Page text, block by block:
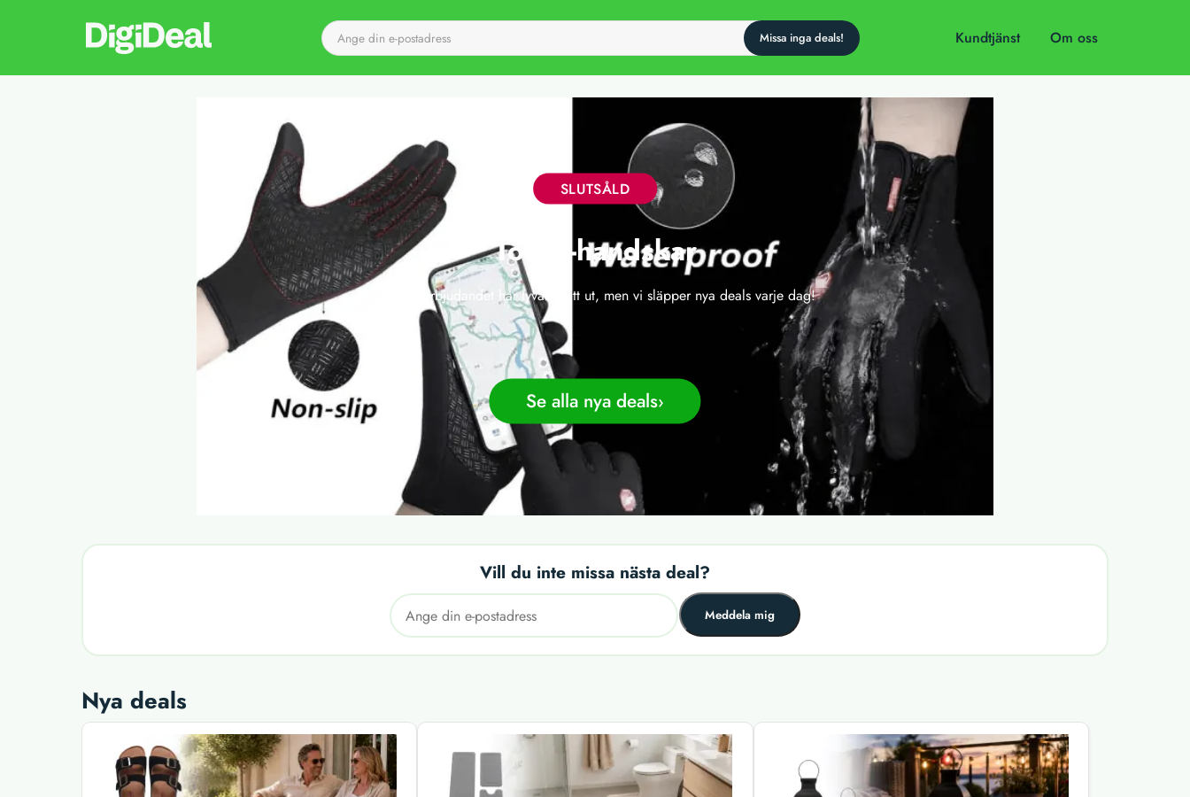
Till startsidan Kundtjänst Om oss
SLUTSÅLD
Touch-handskar
Det här erbjudandet har tyvärr gått ut, men vi släpper nya deals varje dag!
Se alla nya deals
Vill du inte missa nästa deal?
Meddela mig
Nya deals